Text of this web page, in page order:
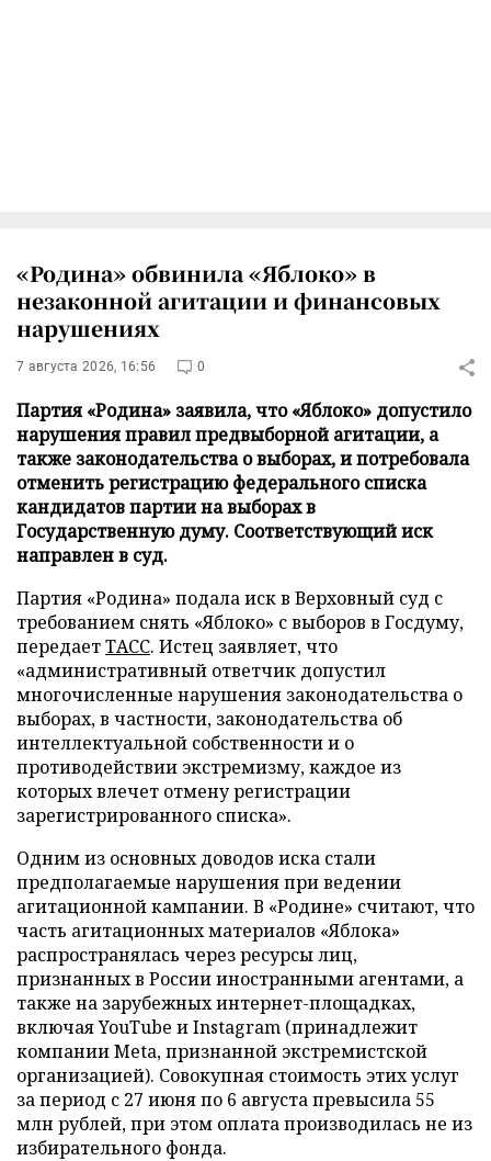
«Родина» обвинила «Яблоко» в
незаконной агитации и финансовых
нарушениях
7 августа 2026, 16:56 0
Партия «Родина» заявила, что «Яблоко» допустило
нарушения правил предвыборной агитации, а
также законодательства о выборах, и потребовала
отменить регистрацию федерального списка
кандидатов партии на выборах в
Государственную думу. Соответствующий иск
направлен в суд.
Партия «Родина» подала иск в Верховный суд с
требованием снять «Яблоко» с выборов в Госдуму,
передаетТАСС. Истец заявляет, что
«административный ответчик допустил
многочисленные нарушения законодательства о
выборах, в частности, законодательства об
интеллектуальной собственности и о
противодействии экстремизму, каждое из
которых влечет отмену регистрации
зарегистрированного списка».
Одним из основных доводов иска стали
предполагаемые нарушения при ведении
агитационной кампании. В «Родине» считают, что
часть агитационных материалов «Яблока»
распространялась через ресурсы лиц,
признанных в России иностранными агентами, а
также на зарубежных интернет-площадках,
включая YouTube и Instagram (принадлежит
компании Meta, признанной экстремистской
организацией). Совокупная стоимость этих услуг
за период с 27 июня по 6 августа превысила 55
млн рублей, при этом оплата производилась не из
избирательного фонда.